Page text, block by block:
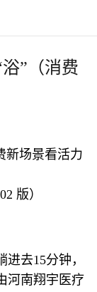
”（消费
新场景看活力
版）
去15分钟，
河南翔宇医疗